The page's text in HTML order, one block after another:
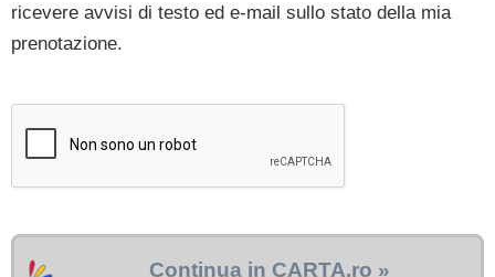
ricevere avvisi di testo ed e-mail sullo stato della mia
prenotazione.
Continua in CARTA.ro »